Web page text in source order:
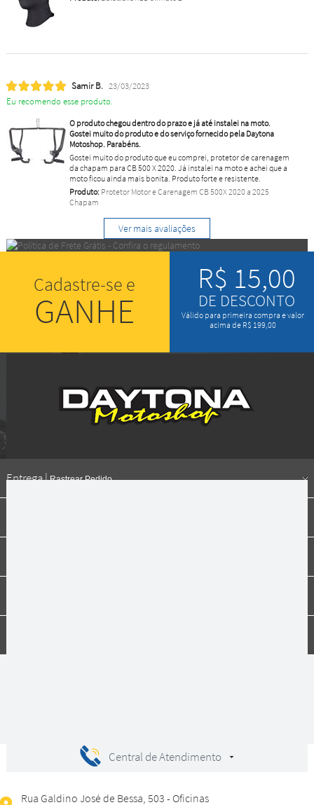
Samir B. 23/03/2023
Eu recomendo esse produto.
O produto chegou dentro do prazo e já até instalei na moto.
Gostei muito do produto e do serviço fornecido pela Daytona
Motoshop. Parabéns.
Gostei muito do produto que eu comprei, protetor de carenagem
da chapam para CB 500 X 2020. Já instalei na moto e achei que a
moto ficou ainda mais bonita. Produto forte e resistente.
Produto:Protetor Motor e Carenagem CB 500X 2020 a 2025
Chapam
Ver mais avaliações
Cadastre-se e
GANHE
R$ 15,00
DE DESCONTO
Válido para primeira compra e valor
acima de R$ 199,00
Entrega |Rastrear Pedido
Central de Atendimento
Rua Galdino José de Bessa, 503 - Oficinas